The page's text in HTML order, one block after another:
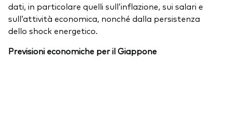
dati, in particolare quelli sull’inflazione, sui salari e
sull’attività economica, nonché dalla persistenza
dello shock energetico.
Previsioni economiche per il Giappone